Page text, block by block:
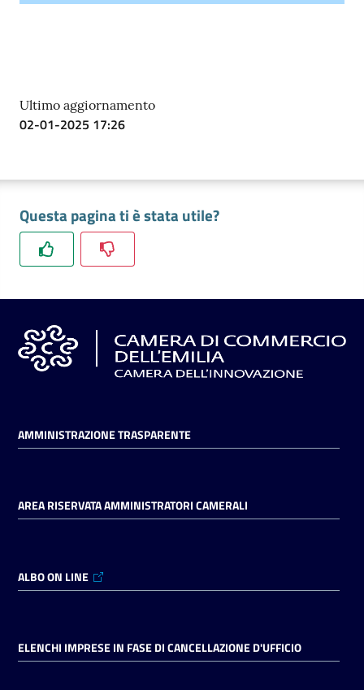
Ultimo aggiornamento
02-01-2025 17:26
Questa pagina ti è stata utile?
AMMINISTRAZIONE TRASPARENTE
AREA RISERVATA AMMINISTRATORI CAMERALI
ALBO ON LINE
ELENCHI IMPRESE IN FASE DI CANCELLAZIONE D'UFFICIO